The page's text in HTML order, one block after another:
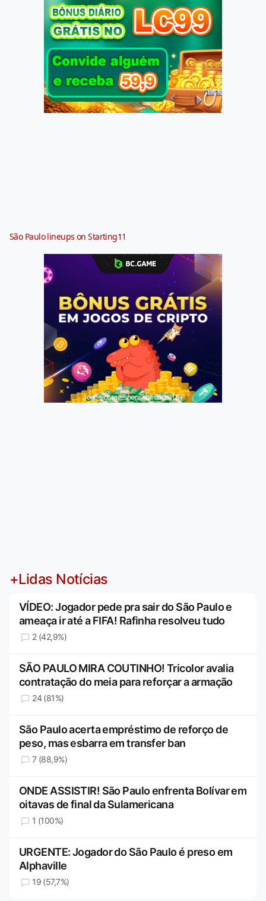
São Paulo lineups on Starting11
Jogue com responsabilidade. 18+
+Lidas Notícias
VÍDEO: Jogador pede pra sair do São Paulo e
ameaça ir até a FIFA! Rafinha resolveu tudo
2 (42,9%)
SÃO PAULO MIRA COUTINHO! Tricolor avalia
contratação do meia para reforçar a armação
24 (81%)
São Paulo acerta empréstimo de reforço de
peso, mas esbarra em transfer ban
7 (88,9%)
ONDE ASSISTIR! São Paulo enfrenta Bolívar em
oitavas de final da Sulamericana
1 (100%)
URGENTE: Jogador do São Paulo é preso em
Alphaville
19 (57,7%)